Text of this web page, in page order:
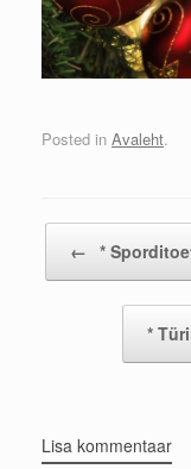
Posted in Avaleht.
← *
*
Lisa kommentaar